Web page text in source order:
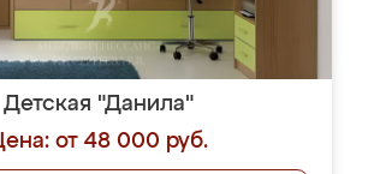
Детская "Данила"
от 48 000 руб.